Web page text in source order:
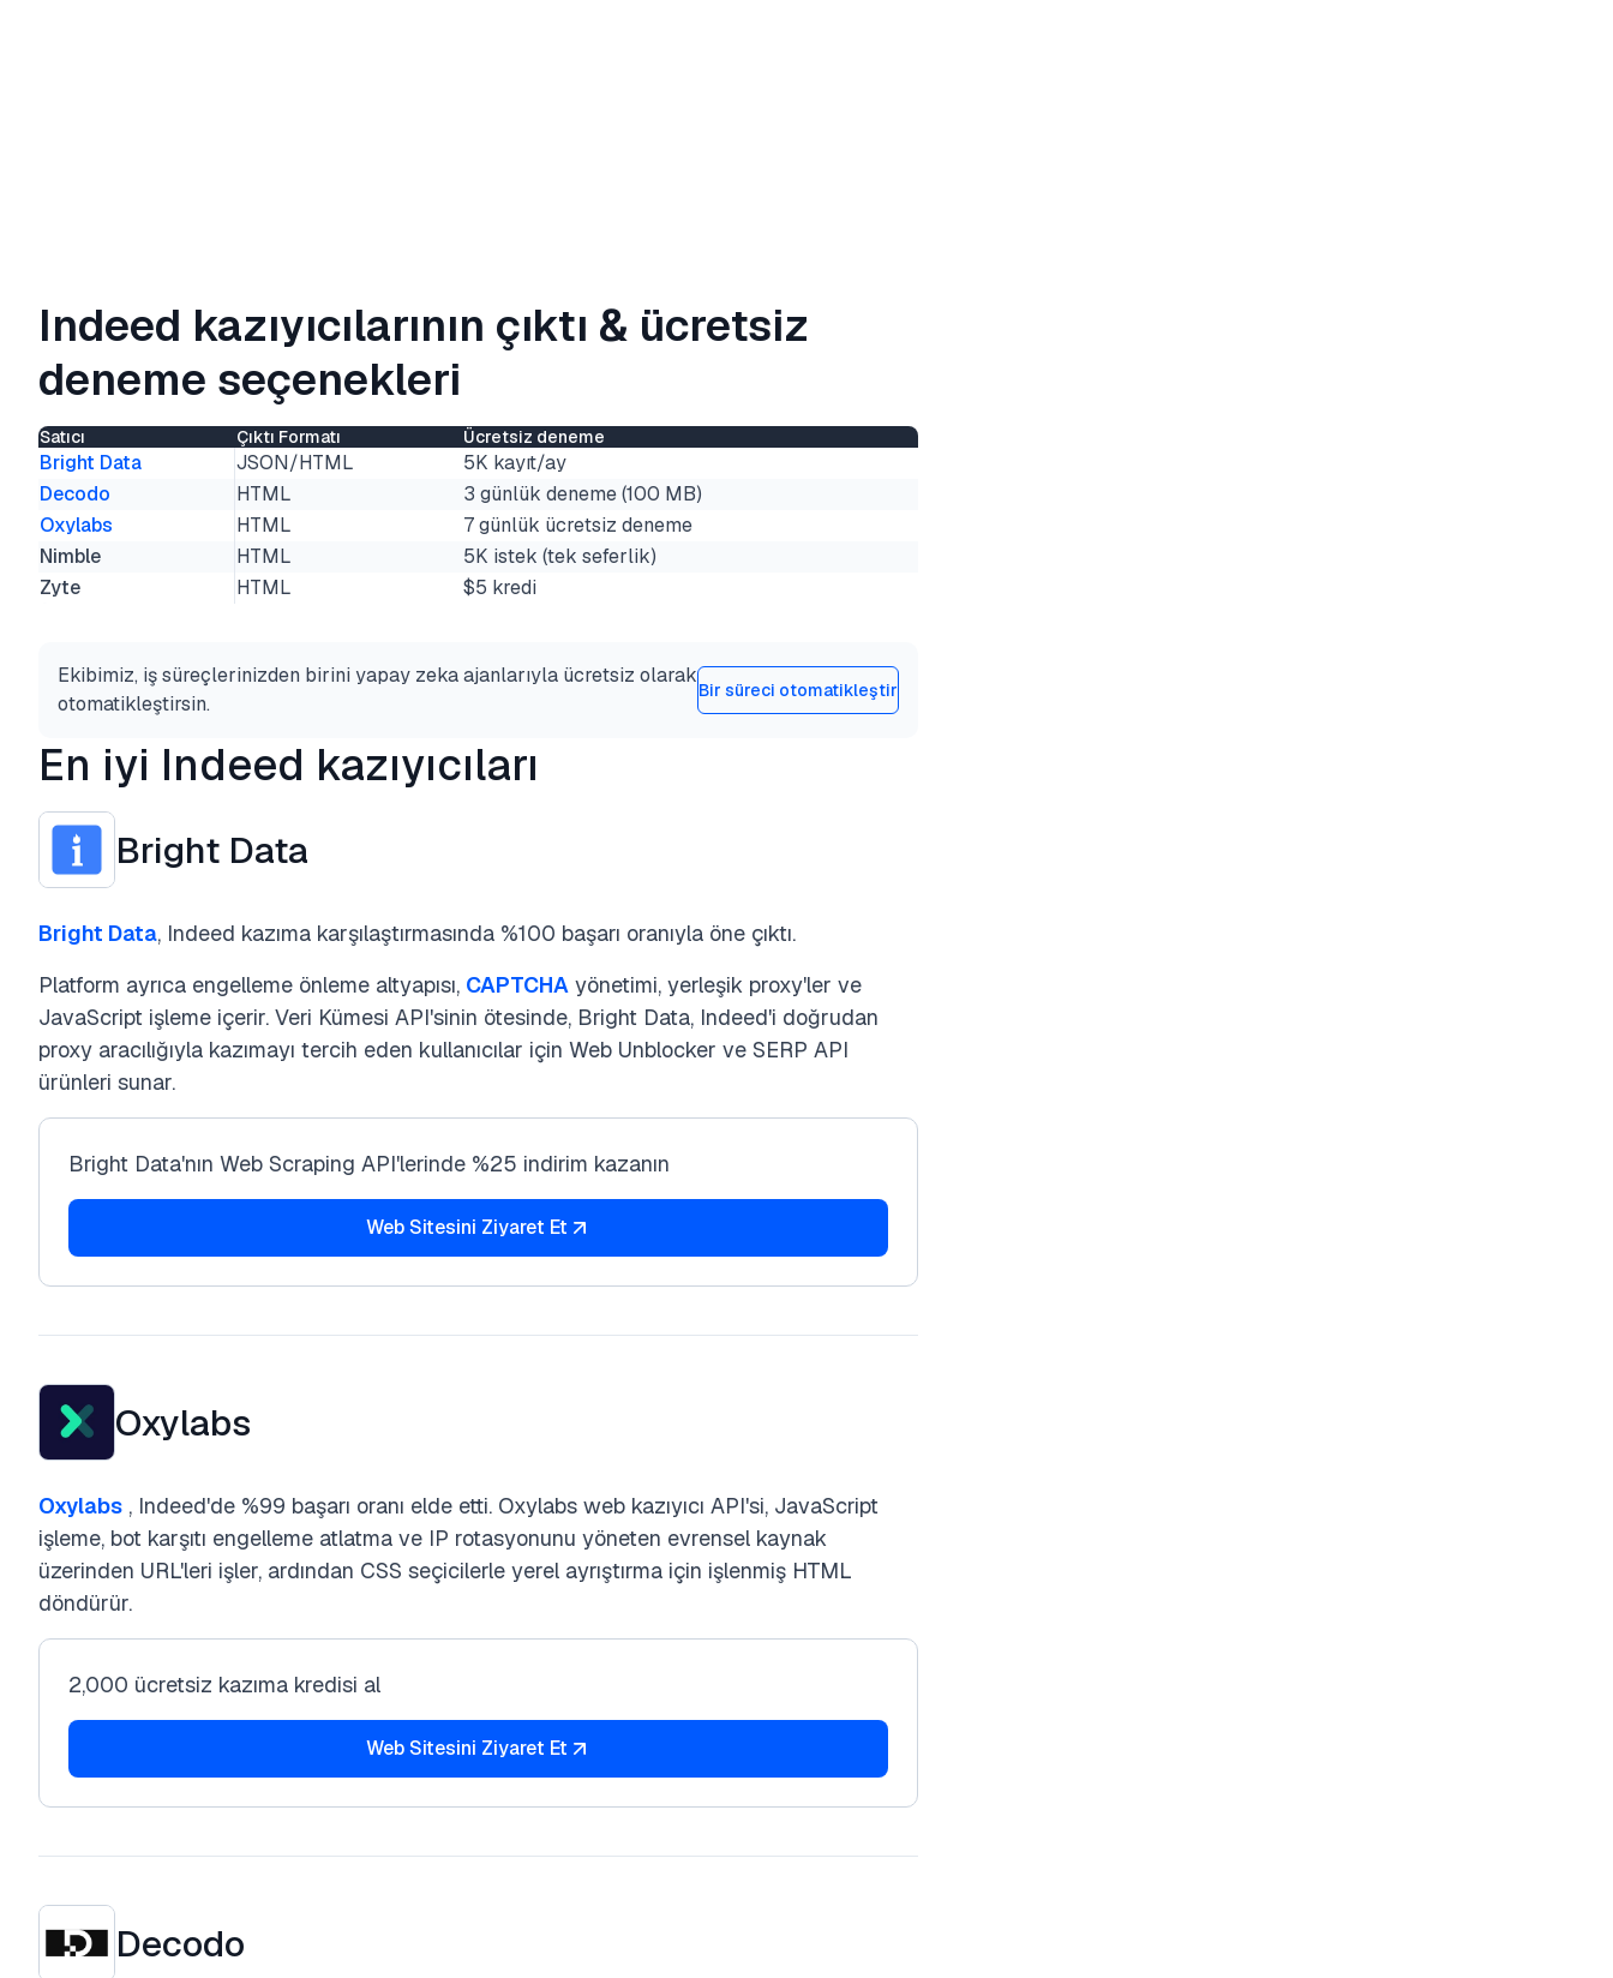
Indeed kazıyıcılarının çıktı & ücretsiz
deneme seçenekleri
Satıcı Çıktı Formatı Ücretsiz deneme
Bright Data JSON/HTML
5K kayıt/ay
Decodo
HTML
3 günlük deneme (100 MB)
Oxylabs
HTML
7 günlük ücretsiz deneme
Nimble
HTML
5K istek (tek seferlik)
Zyte
HTML $5 kredi
Ekibimiz, iş süreçlerinizden birini yapay zeka ajanlarıyla ücretsiz olarak
otomatikleştirsin.
Bir süreci otomatikleştir
En iyi Indeed kazıyıcıları
Bright Data
Bright Data, Indeed kazıma karşılaştırmasında %100 başarı oranıyla öne çıktı.
Platform ayrıca engelleme önleme altyapısı, CAPTCHA yönetimi, yerleşik proxy'ler ve
JavaScript işleme içerir. Veri Kümesi API'sinin ötesinde, Bright Data, Indeed'i doğrudan
proxy aracılığıyla kazımayı tercih eden kullanıcılar için Web Unblocker ve SERP API
ürünleri sunar.
Bright Data'nın Web Scraping API'lerinde %25 indirim kazanın
Web Sitesini Ziyaret Et
Oxylabs
Oxylabs , Indeed'de %99 başarı oranı elde etti. Oxylabs web kazıyıcı API'si, JavaScript
işleme, bot karşıtı engelleme atlatma ve IP rotasyonunu yöneten evrensel kaynak
üzerinden URL'leri işler, ardından CSS seçicilerle yerel ayrıştırma için işlenmiş HTML
döndürür.
2,000 ücretsiz kazıma kredisi al
Web Sitesini Ziyaret Et
Decodo